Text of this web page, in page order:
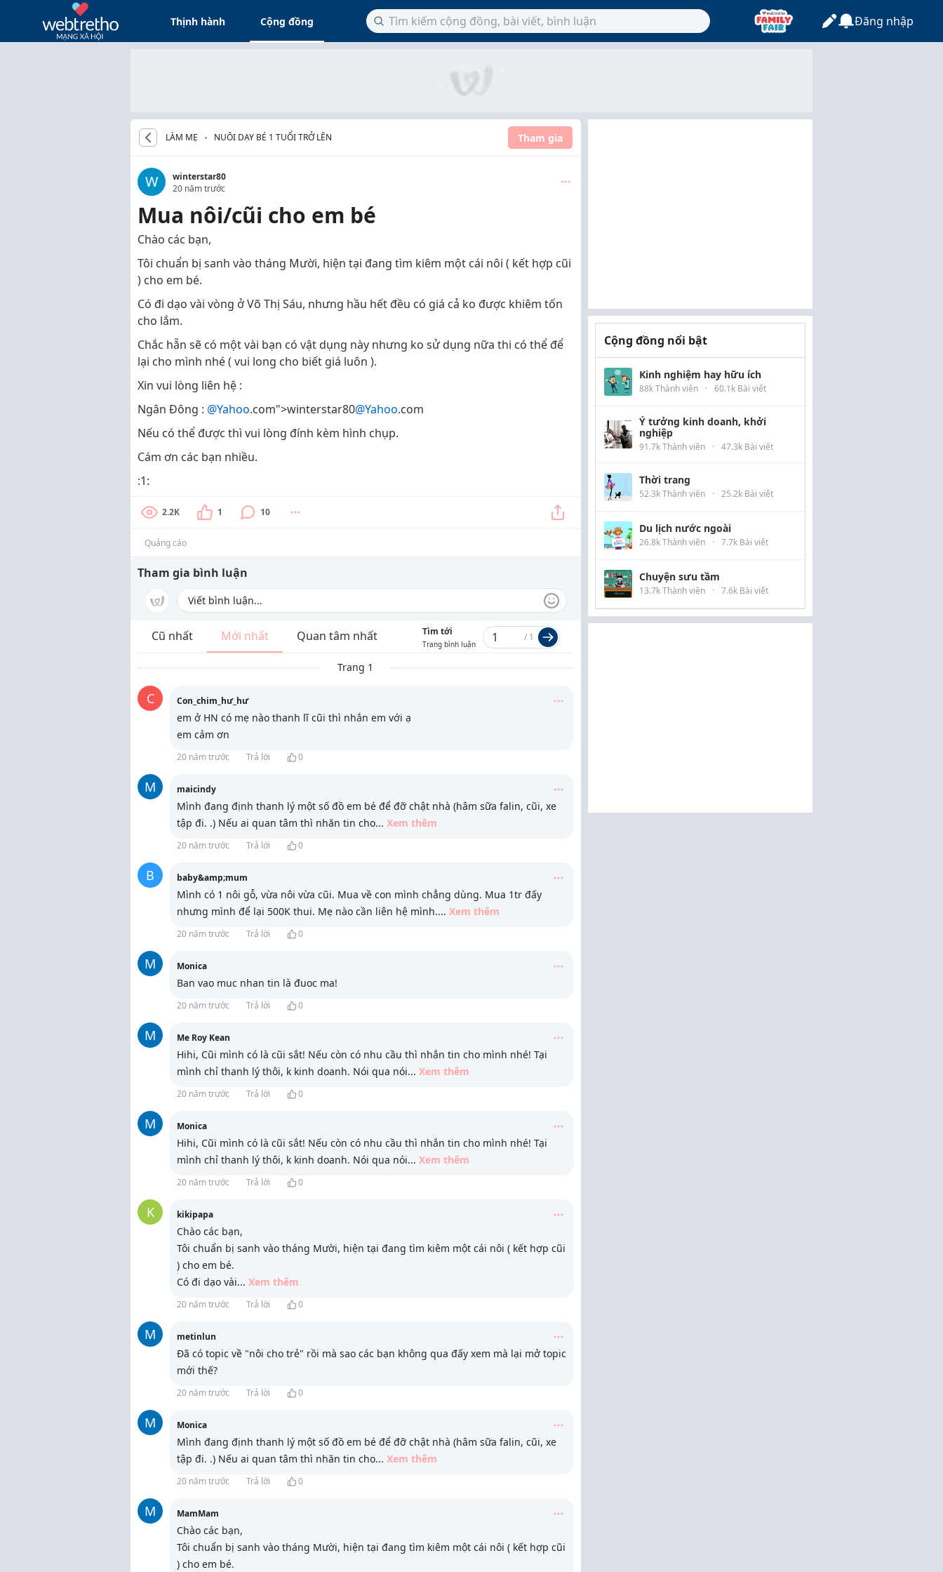
Thịnh hành Cộng đồng Đăng nhập
LÀM MẸ NUÔI DẠY BÉ 1 TUỔI TRỞ LÊN Tham gia
W
winterstar80
20 năm trước
Mua nôi/cũi cho em bé
Chào các bạn,
Tôi chuẩn bị sanh vào tháng Mười, hiện tại đang tìm kiêm một cái nôi ( kết hợp cũi
) cho em bé.
Có đi dạo vài vòng ở Võ Thị Sáu, nhưng hầu hết đều có giá cả ko được khiêm tốn
cho lắm.
Chắc hẵn sẽ có một vài bạn có vật dụng này nhưng ko sử dụng nữa thi có thể để
lại cho mình nhé ( vui long cho biết giá luôn ).
Xin vui lòng liên hệ :
Ngân Đông : @Yahoo.com">winterstar80@Yahoo.com
Nếu có thể được thì vui lòng đính kèm hình chụp.
Cám ơn các bạn nhiều.
:1:
2.2K 1 10
Quảng cáo
Tham gia bình luận
Cũ nhất Mới nhất Quan tâm nhất Tìm tới
Trang bình luận
/ 1
Trang 1
C Con_chim_hư_hư
em ở HN có mẹ nào thanh lĩ cũi thì nhắn em với ạ
em cảm ơn
20 năm trước Trả lời 0
M maicindy
Mình đang định thanh lý một số đồ em bé để đỡ chật nhà (hâm sữa falin, cũi, xe
tập đi. .) Nếu ai quan tâm thì nhăn tin cho... Xem thêm
20 năm trước Trả lời 0
B baby&amp;mum
Mình có 1 nôi gỗ, vừa nôi vừa cũi. Mua về con mình chẳng dùng. Mua 1tr đấy
nhưng mình để lại 500K thui. Mẹ nào cần liên hệ mình.... Xem thêm
20 năm trước Trả lời 0
M Monica
Ban vao muc nhan tin là đuoc ma!
20 năm trước Trả lời 0
M Me Roy Kean
Hihi, Cũi mình có là cũi sắt! Nếu còn có nhu cầu thì nhắn tin cho mình nhé! Tại
mình chỉ thanh lý thôi, k kinh doanh. Nói qua nói... Xem thêm
20 năm trước Trả lời 0
M Monica
Hihi, Cũi mình có là cũi sắt! Nếu còn có nhu cầu thì nhắn tin cho mình nhé! Tại
mình chỉ thanh lý thôi, k kinh doanh. Nói qua nói... Xem thêm
20 năm trước Trả lời 0
K kikipapa
Chào các bạn,
Tôi chuẩn bị sanh vào tháng Mười, hiện tại đang tìm kiêm một cái nôi ( kết hợp cũi
) cho em bé.
Có đi dạo vài... Xem thêm
20 năm trước Trả lời 0
M metinlun
Đã có topic về "nôi cho trẻ" rồi mà sao các bạn không qua đấy xem mà lại mở topic
mới thế?
20 năm trước Trả lời 0
M Monica
Mình đang định thanh lý một số đồ em bé để đỡ chật nhà (hâm sữa falin, cũi, xe
tập đi. .) Nếu ai quan tâm thì nhăn tin cho... Xem thêm
20 năm trước Trả lời 0
M MamMam
Chào các bạn,
Tôi chuẩn bị sanh vào tháng Mười, hiện tại đang tìm kiêm một cái nôi ( kết hợp cũi
) cho em bé.
Cộng đồng nổi bật
Kinh nghiệm hay hữu ích
88k Thành viên · 60.1k Bài viết
Ý tưởng kinh doanh, khởi
nghiệp
91.7k Thành viên · 47.3k Bài viết
Thời trang
52.3k Thành viên · 25.2k Bài viết
Du lịch nước ngoài
26.8k Thành viên · 7.7k Bài viết
Chuyện sưu tầm
13.7k Thành viên · 7.6k Bài viết